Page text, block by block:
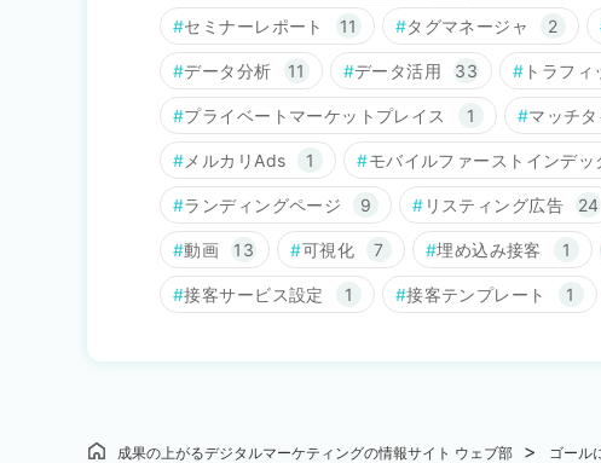
セミナーレポート 11 タグマネージャ 2
データ分析 11 データ活用 33 トラフィ
プライベートマーケットプレイス 1 マッチ
メルカリAds 1 モバイルファーストインデッ
ランディングページ 9 リスティング広告 24
動画 13 可視化 7 埋め込み接客 1
接客サービス設定 1 接客テンプレート 1
成果の上がるデジタルマーケティングの情報サイト ウェブ部 ゴール